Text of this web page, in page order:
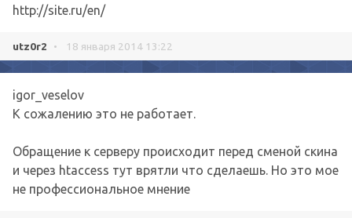
http://site.ru/en/
utz0r2 • 18 января 2014 13:22
igor_veselov
К сожалению это не работает.
Обращение к серверу происходит перед сменой скина
и через htaccess тут врятли что сделаешь. Но это мое
не профессиональное мнение